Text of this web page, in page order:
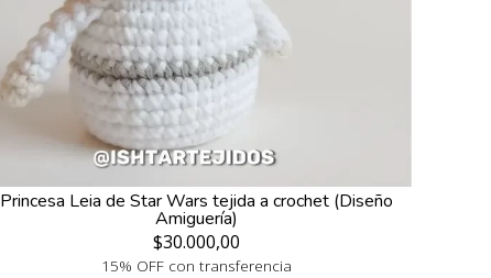
Princesa Leia de Star Wars tejida a crochet (Diseño
Amiguería)
$30.000,00
15% OFF con transferencia